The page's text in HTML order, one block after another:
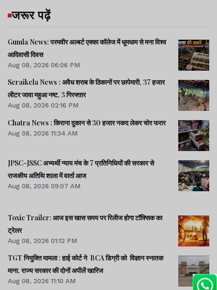
जरूर पढ़ें
Gumla News: परमवीर अल्बर्ट एक्का कॉलेज में धूमधाम से मना विश्व
आदिवासी दिवस
Aug 08, 2026 06:06 PM
Seraikela News : अवैध शराब के ठिकानों पर छापेमारी, 37 हजार
लीटर जावा महुआ नष्ट, 3 गिरफ्तार
Aug 08, 2026 02:16 PM
Chatra News : किराना दुकान से 30 हजार नकद लेकर चोर फरार
Aug 08, 2026 11:34 AM
JPSC-JSSC अभ्यर्थी न्याय मंच के 7 प्रतिनिधियों की सरकार से
राजकीय अतिथि शाला में वार्ता आज
Aug 08, 2026 09:07 AM
Toxic Trailer: आज इस खास समय पर रिलीज होगा टॉक्सिक का
ट्रेलर
Aug 08, 2026 01:12 PM
TGT नियुक्ति मामला : हाई कोर्ट ने BCA डिग्री को विज्ञान स्नातक
माना, राज्य सरकार की दोनों अपीलें खारिज
Aug 08, 2026 11:10 AM